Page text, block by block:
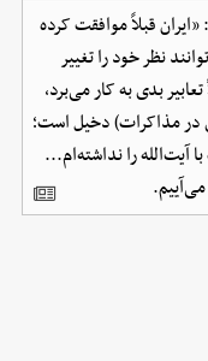
قبلاً موافقت کرده
نظر خود را تغییر
بدی به کار می‌برد،
در مذاکرات) دخیل است؛
آیت‌الله را نداشته‌ام...